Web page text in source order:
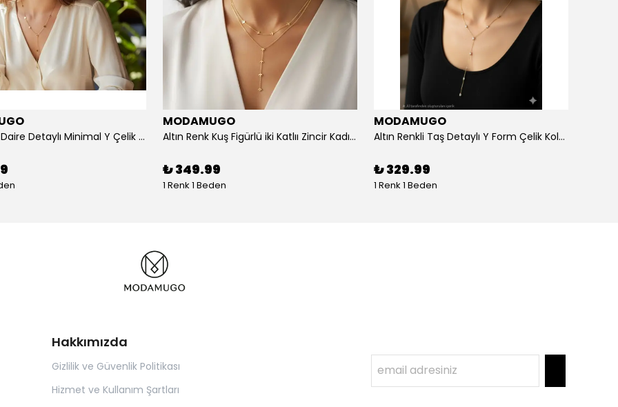
Altın Renk Daire Detaylı Minimal Y Çelik Kolye
MODAMUGO
Altın Renk Kuş Figürlü iki Katlıı Zincir Kadın Y Kolye
₺ 349.99
1 Renk 1 Beden
MODAMUGO
Altın Renkli Taş Detaylı Y Form Çelik Kolye
₺ 329.99
1 Renk 1 Beden
Hakkımızda
Gizlilik ve Güvenlik Politikası
Hizmet ve Kullanım Şartları